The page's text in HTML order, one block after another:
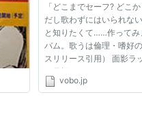
ム「Whydunit?」リリー
「夏のあらし！」主題
キングレコードから発
「どこまでセーフ? どこ
だし歌わずにはいられな
と知りたくて……作ってみ
バム。歌うは倫理・嗜好
スリリース引用） 面影ラ
ヶ月振りとなるニューア
Border』が、去る8月17
vobo.jp